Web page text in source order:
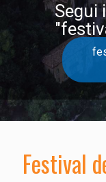
Segui
Festival